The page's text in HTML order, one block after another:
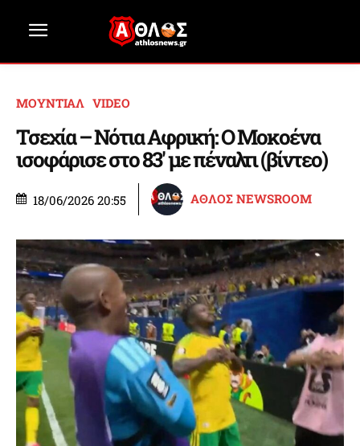
ΜΟΥΝΤΙΑΛ VIDEO
Τσεχία – Νότια Αφρική: Ο Μοκοένα
ισοφάρισε στο 83′ με πέναλτι (βίντεο)
18/06/2026 20:55 ΑΘΛΟΣ NEWSROOM